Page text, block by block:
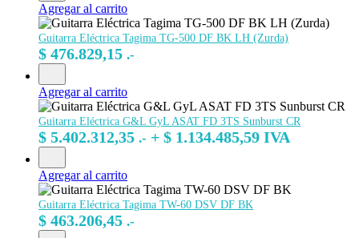
Agregar al carrito
Guitarra Eléctrica Tagima TG-500 DF BK LH (Zurda)
$ 476.829,15 .-
Agregar al carrito
Guitarra Eléctrica G&L GyL ASAT FD 3TS Sunburst CR
$ 5.402.312,35 .- + $ 1.134.485,59 IVA
Agregar al carrito
Guitarra Eléctrica Tagima TW-60 DSV DF BK
$ 463.206,45 .-